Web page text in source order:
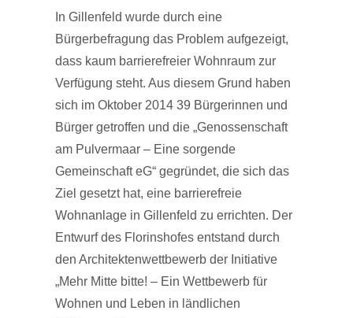
In Gillenfeld wurde durch eine
Bürgerbefragung das Problem aufgezeigt,
dass kaum barrierefreier Wohnraum zur
Verfügung steht. Aus diesem Grund haben
sich im Oktober 2014 39 Bürgerinnen und
Bürger getroffen und die „Genossenschaft
am Pulvermaar – Eine sorgende
Gemeinschaft eG“ gegründet, die sich das
Ziel gesetzt hat, eine barrierefreie
Wohnanlage in Gillenfeld zu errichten. Der
Entwurf des Florinshofes entstand durch
den Architektenwettbewerb der Initiative
„Mehr Mitte bitte! – Ein Wettbewerb für
Wohnen und Leben in ländlichen